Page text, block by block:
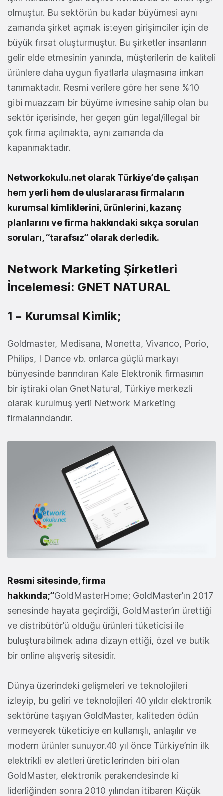
olmuştur. Bu sektörün bu kadar büyümesi aynı
zamanda şirket açmak isteyen girişimciler için de
büyük fırsat oluşturmuştur. Bu şirketler insanların
gelir elde etmesinin yanında, müşterilerin de kaliteli
ürünlere daha uygun fiyatlarla ulaşmasına imkan
tanımaktadır. Resmi verilere göre her sene %10
gibi muazzam bir büyüme ivmesine sahip olan bu
sektör içerisinde, her geçen gün legal/illegal bir
çok firma açılmakta, aynı zamanda da
kapanmaktadır.
Networkokulu.net olarak Türkiye’de çalışan
hem yerli hem de uluslararası firmaların
kurumsal kimliklerini, ürünlerini, kazanç
planlarını ve firma hakkındaki sıkça sorulan
soruları, “tarafsız” olarak derledik.
Network Marketing Şirketleri
İncelemesi: GNET NATURAL
1 – Kurumsal Kimlik;
Goldmaster, Medisana, Monetta, Vivanco, Porio,
Philips, I Dance vb. onlarca güçlü markayı
bünyesinde barındıran Kale Elektronik firmasının
bir iştiraki olan GnetNatural, Türkiye merkezli
olarak kurulmuş yerli Network Marketing
firmalarındandır.
Resmi sitesinde, firma
hakkında;”GoldMasterHome; GoldMaster’ın 2017
senesinde hayata geçirdiği, GoldMaster’ın ürettiği
ve distribütör’ü olduğu ürünleri tüketicisi ile
buluşturabilmek adına dizayn ettiği, özel ve butik
bir online alışveriş sitesidir.
Dünya üzerindeki gelişmeleri ve teknolojileri
izleyip, bu geliri ve teknolojileri 40 yıldır elektronik
sektörüne taşıyan GoldMaster, kaliteden ödün
vermeyerek tüketiciye en kullanışlı, anlaşılır ve
modern ürünler sunuyor.40 yıl önce Türkiye’nin ilk
elektrikli ev aletleri üreticilerinden biri olan
GoldMaster, elektronik perakendesinde ki
liderliğinden sonra 2010 yılından itibaren Küçük